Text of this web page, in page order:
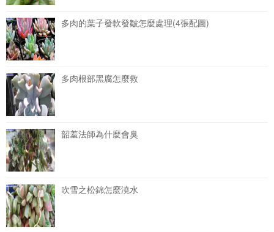
多肉的葉子發軟發皺怎麼處理(4張配圖)
多肉根部黑腐怎麼救
韶羞法師為什麼會臭
吹雪之松錦怎麼澆水